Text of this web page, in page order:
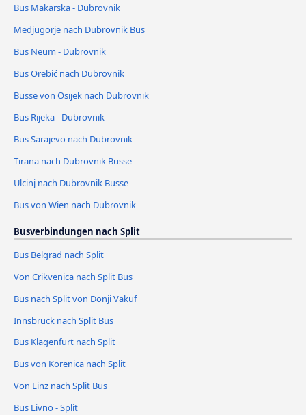
Bus Makarska - Dubrovnik
Medjugorje nach Dubrovnik Bus
Bus Neum - Dubrovnik
Bus Orebić nach Dubrovnik
Busse von Osijek nach Dubrovnik
Bus Rijeka - Dubrovnik
Bus Sarajevo nach Dubrovnik
Tirana nach Dubrovnik Busse
Ulcinj nach Dubrovnik Busse
Bus von Wien nach Dubrovnik
Busverbindungen nach Split
Bus Belgrad nach Split
Von Crikvenica nach Split Bus
Bus nach Split von Donji Vakuf
Innsbruck nach Split Bus
Bus Klagenfurt nach Split
Bus von Korenica nach Split
Von Linz nach Split Bus
Bus Livno - Split